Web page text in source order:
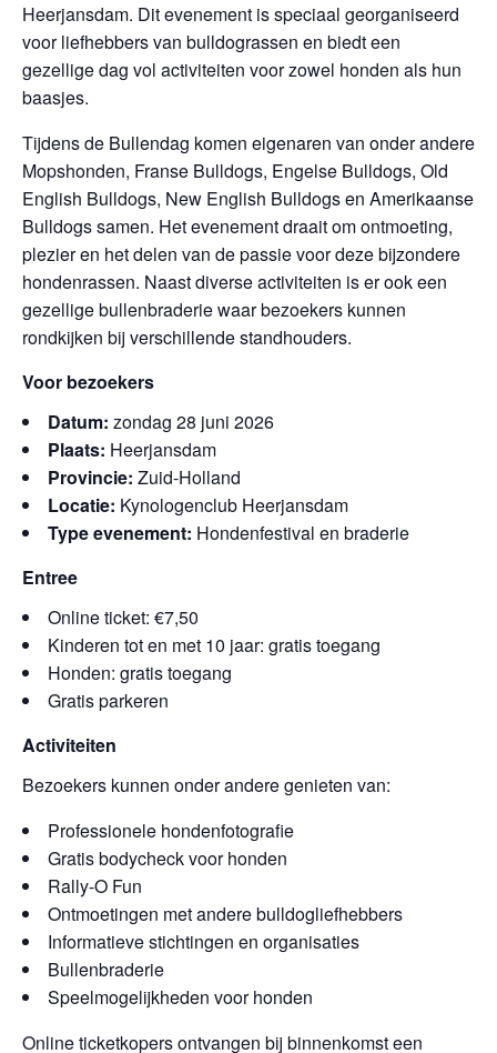
Heerjansdam. Dit evenement is speciaal georganiseerd
voor liefhebbers van bulldograssen en biedt een
gezellige dag vol activiteiten voor zowel honden als hun
baasjes.
Tijdens de Bullendag komen eigenaren van onder andere
Mopshonden, Franse Bulldogs, Engelse Bulldogs, Old
English Bulldogs, New English Bulldogs en Amerikaanse
Bulldogs samen. Het evenement draait om ontmoeting,
plezier en het delen van de passie voor deze bijzondere
hondenrassen. Naast diverse activiteiten is er ook een
gezellige bullenbraderie waar bezoekers kunnen
rondkijken bij verschillende standhouders.
Voor bezoekers
Datum: zondag 28 juni 2026
Plaats: Heerjansdam
Provincie: Zuid-Holland
Locatie: Kynologenclub Heerjansdam
Type evenement: Hondenfestival en braderie
Entree
Online ticket: €7,50
Kinderen tot en met 10 jaar: gratis toegang
Honden: gratis toegang
Gratis parkeren
Activiteiten
Bezoekers kunnen onder andere genieten van:
Professionele hondenfotografie
Gratis bodycheck voor honden
Rally-O Fun
Ontmoetingen met andere bulldogliefhebbers
Informatieve stichtingen en organisaties
Bullenbraderie
Speelmogelijkheden voor honden
Online ticketkopers ontvangen bij binnenkomst een